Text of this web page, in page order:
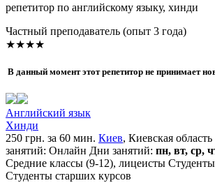
репетитор по английскому языку, хинди
Частный преподаватель (опыт 3 года)
★★★★
В данный момент этот репетитор не принимает
Английский язык
Хинди
250 грн. за 60 мин. Киев, Киевская область
занятий: Онлайн Дни занятий: пн, вт, ср,
Средние классы (9-12), лицеисты
Студенты старших курсов